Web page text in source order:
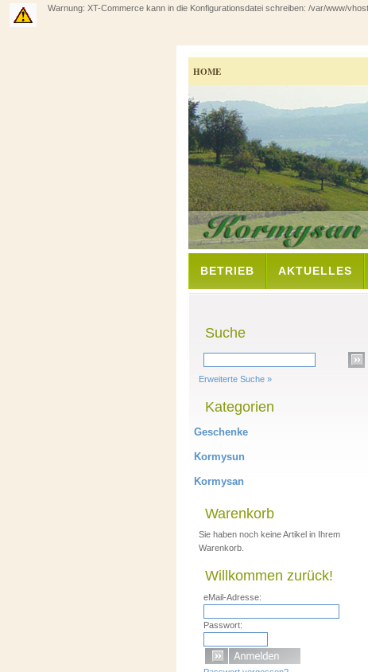
Warnung: XT-Commerce kann in die Konfigurationsdatei schreiben: /var/www/
HOME
BETRIEB AKTUELLES
Suche
Erweiterte Suche »
Kategorien
Geschenke
Kormysun
Kormysan
Warenkorb
Sie haben noch keine Artikel in Ihrem
Warenkorb.
Willkommen zurück!
eMail-Adresse:
Passwort: